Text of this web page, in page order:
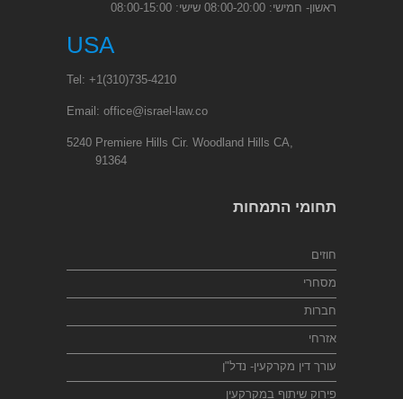
ראשון- חמישי: 08:00-20:00 שישי: 08:00-15:00
USA
Tel: +1(310)735-4210
Email: office@israel-law.co
5240 Premiere Hills Cir. Woodland Hills CA,
91364
תחומי התמחות
חוזים
מסחרי
חברות
אזרחי
עורך דין מקרקעין- נדל"ן
פירוק שיתוף במקרקעין